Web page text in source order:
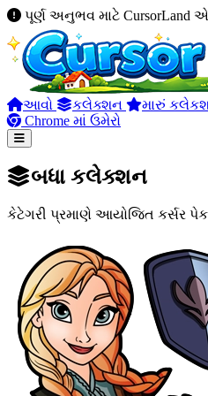
પૂર્ણ અનુભવ માટે CursorLand
આવો કલેક્શન મારું
Chrome માં ઉમેરો
બધા કલેક્શન
કેટેગરી પ્રમાણે આયોજિત કર્સર